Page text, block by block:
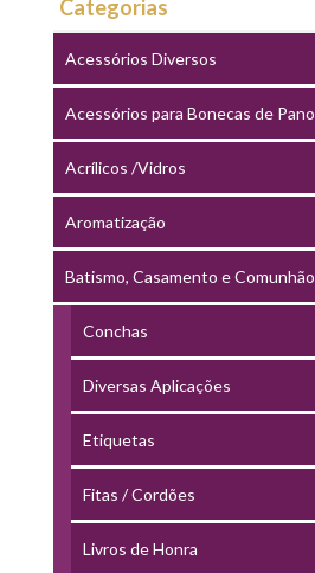
Categorias
Acessórios Diversos
Acessórios para Bonecas de Pano
Acrílicos /Vidros
Aromatização
Batismo, Casamento e Comunhão
Conchas
Diversas Aplicações
Etiquetas
Fitas / Cordões
Livros de Honra